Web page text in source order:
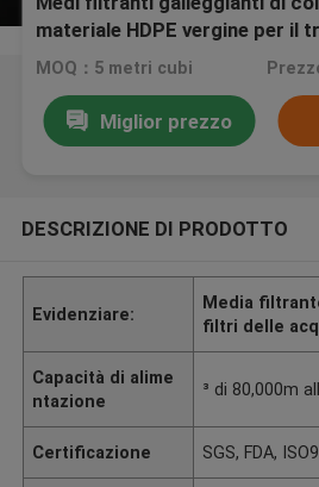
materiale HDPE vergine per il
acque reflue
MOQ：5 metri cubi
Miglior prezzo
DESCRIZIONE DI PRODOTTO
Evidenziare:
Media
filtri delle
Capacità di alime
ntazione
³ di 80,000m
Certificazione SGS, FDA,